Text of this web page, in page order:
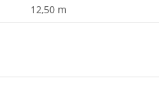
12,50 m